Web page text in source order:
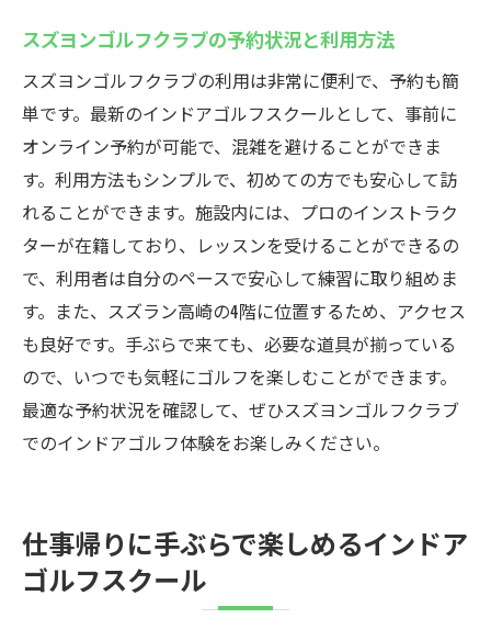
スズヨンゴルフクラブの予約状況と利用方法
スズヨンゴルフクラブの利用は非常に便利で、予約も簡
単です。最新のインドアゴルフスクールとして、事前に
オンライン予約が可能で、混雑を避けることができま
す。利用方法もシンプルで、初めての方でも安心して訪
れることができます。施設内には、プロのインストラク
ターが在籍しており、レッスンを受けることができるの
で、利用者は自分のペースで安心して練習に取り組めま
す。また、スズラン高崎の4階に位置するため、アクセス
も良好です。手ぶらで来ても、必要な道具が揃っている
ので、いつでも気軽にゴルフを楽しむことができます。
最適な予約状況を確認して、ぜひスズヨンゴルフクラブ
でのインドアゴルフ体験をお楽しみください。
仕事帰りに手ぶらで楽しめるインドア
ゴルフスクール